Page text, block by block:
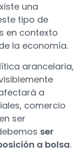
una
tipo de
en contexto
la economía.
arancelaria,
a
comercio
ser
ser
a bolsa.